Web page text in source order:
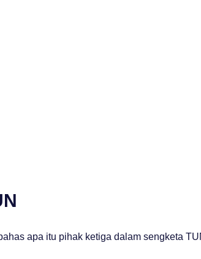
apa itu pihak ketiga dalam sengketa